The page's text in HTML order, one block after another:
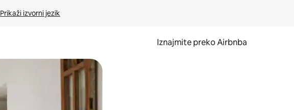
Prikaži izvorni jezik
Iznajmite preko Airbnba